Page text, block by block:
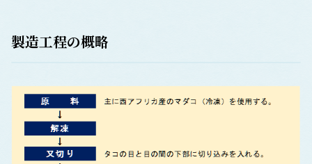
製造工程の概略